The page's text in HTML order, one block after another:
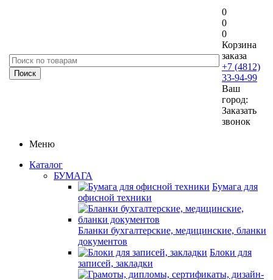
0
0
0
Корзина
заказа
+7 (4812)
33-94-99
Ваш
город:
Заказать
звонок
Меню
Каталог
БУМАГА
Бумага для
офисной техники
Бланки бухгалтерские, медицинские, бланки
документов
Блоки для
записей, закладки